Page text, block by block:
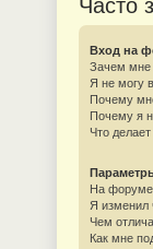
Часто
Вход на
Зачем мне
Я не могу
Почему
Почему я
Что
На форуме
Я изменил
Чем
Как мне